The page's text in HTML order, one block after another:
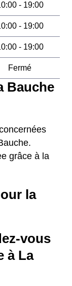
- 19:00
- 19:00
- 19:00
Fermé
Bauche
grâce à la
la
vous
à La